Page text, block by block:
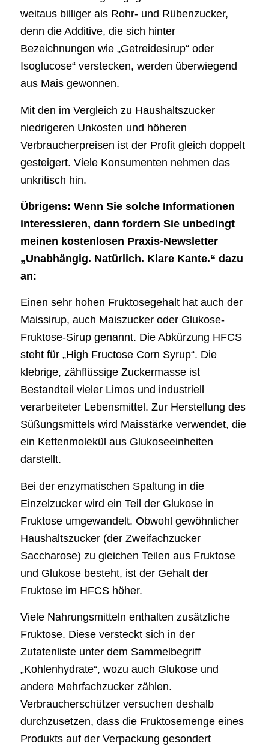
weitaus billiger als Rohr- und Rübenzucker,
denn die Additive, die sich hinter
Bezeichnungen wie „Getreidesirup“ oder
Isoglucose“ verstecken, werden überwiegend
aus Mais gewonnen.
Mit den im Vergleich zu Haushaltszucker
niedrigeren Unkosten und höheren
Verbraucherpreisen ist der Profit gleich doppelt
gesteigert. Viele Konsumenten nehmen das
unkritisch hin.
Übrigens: Wenn Sie solche Informationen
interessieren, dann fordern Sie unbedingt
meinen kostenlosen Praxis-Newsletter
„Unabhängig. Natürlich. Klare Kante.“ dazu
an:
Einen sehr hohen Fruktosegehalt hat auch der
Maissirup, auch Maiszucker oder Glukose-
Fruktose-Sirup genannt. Die Abkürzung HFCS
steht für „High Fructose Corn Syrup“. Die
klebrige, zähflüssige Zuckermasse ist
Bestandteil vieler Limos und industriell
verarbeiteter Lebensmittel. Zur Herstellung des
Süßungsmittels wird Maisstärke verwendet, die
ein Kettenmolekül aus Glukoseeinheiten
darstellt.
Bei der enzymatischen Spaltung in die
Einzelzucker wird ein Teil der Glukose in
Fruktose umgewandelt. Obwohl gewöhnlicher
Haushaltszucker (der Zweifachzucker
Saccharose) zu gleichen Teilen aus Fruktose
und Glukose besteht, ist der Gehalt der
Fruktose im HFCS höher.
Viele Nahrungsmitteln enthalten zusätzliche
Fruktose. Diese versteckt sich in der
Zutatenliste unter dem Sammelbegriff
„Kohlenhydrate“, wozu auch Glukose und
andere Mehrfachzucker zählen.
Verbraucherschützer versuchen deshalb
durchzusetzen, dass die Fruktosemenge eines
Produkts auf der Verpackung gesondert